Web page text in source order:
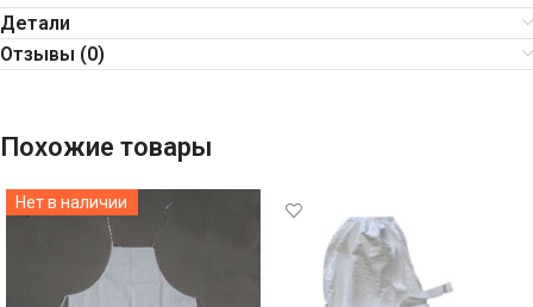
Детали
Отзывы (0)
Похожие товары
Нет в наличии